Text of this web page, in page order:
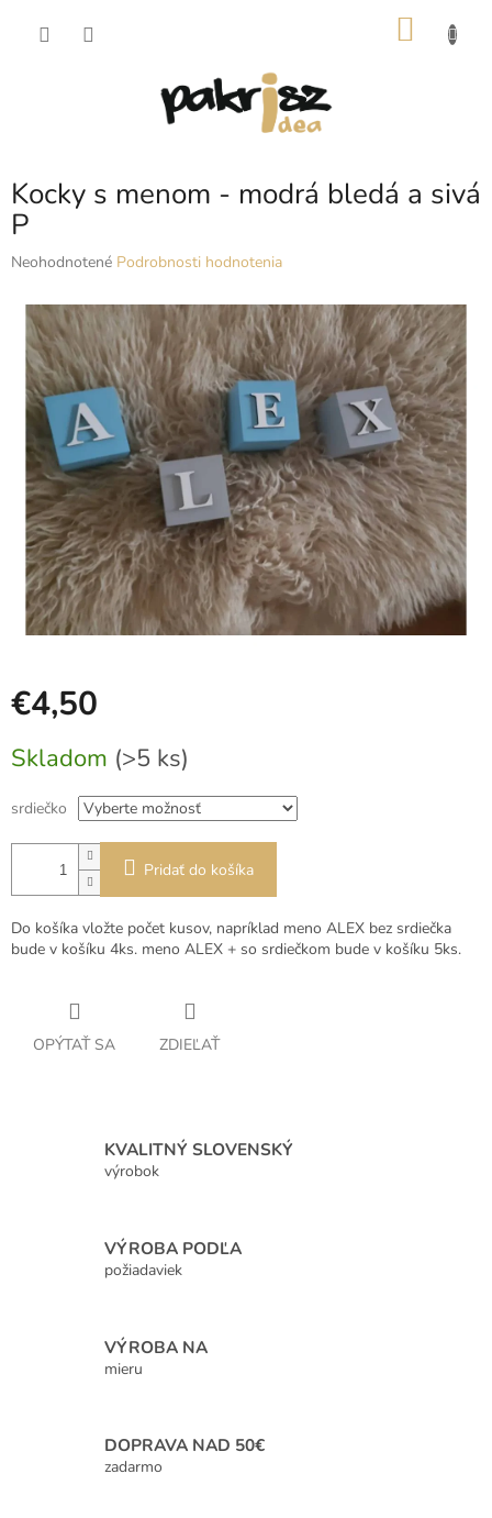
Kocky s menom - modrá bledá a sivá
P
Priemerné
produktu
0,0
hviezdičiek.
Neohodnotené Podrobnosti hodnotenia
€4,50
cena:
Skladom (>5 ks)
srdiečko
Pridať do košíka
Do košíka vložte počet kusov, napríklad meno ALEX bez srdiečka
bude v košíku 4ks. meno ALEX + so srdiečkom bude v košíku 5ks.
OPÝTAŤ SA ZDIEĽAŤ
KVALITNÝ SLOVENSKÝ
výrobok
VÝROBA PODĽA
požiadaviek
VÝROBA NA
mieru
DOPRAVA NAD 50€
zadarmo